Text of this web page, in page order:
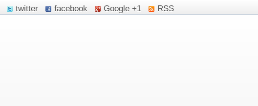
twitter facebook Google +1 RSS